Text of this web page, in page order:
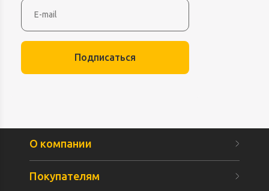
Подписаться
О компании
Покупателям